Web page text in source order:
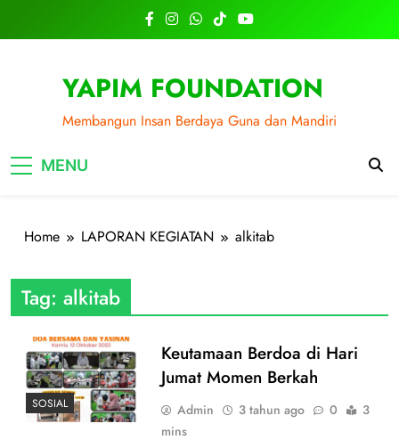
YAPIM FOUNDATION
Membangun Insan Berdaya Guna dan Mandiri
MENU
Home LAPORAN KEGIATAN alkitab
Tag: alkitab
SOSIAL
Keutamaan Berdoa di Hari
Jumat Momen Berkah
Admin 3 tahun ago 0
3
mins